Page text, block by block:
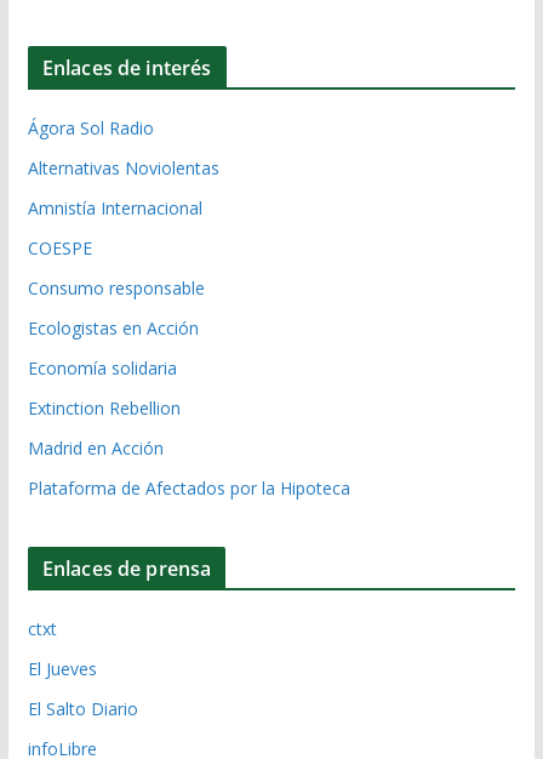
Enlaces de interés
Ágora Sol Radio
Alternativas Noviolentas
Amnistía Internacional
COESPE
Consumo responsable
Ecologistas en Acción
Economía solidaria
Extinction Rebellion
Madrid en Acción
Plataforma de Afectados por la Hipoteca
Enlaces de prensa
ctxt
El Jueves
El Salto Diario
infoLibre